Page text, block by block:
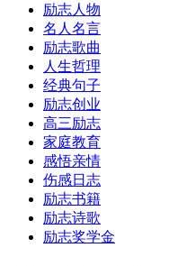
励志人物
名人名言
励志歌曲
人生哲理
经典句子
励志创业
高三励志
家庭教育
感悟亲情
伤感日志
励志书籍
励志诗歌
励志奖学金